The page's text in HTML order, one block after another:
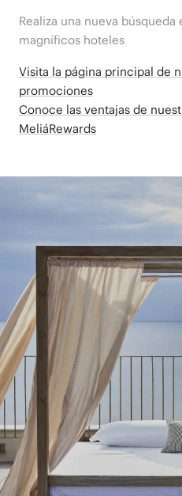
Realiza una nueva
magníficos hoteles
Visita la página principal de
promociones
Conoce las ventajas de
MeliáRewards